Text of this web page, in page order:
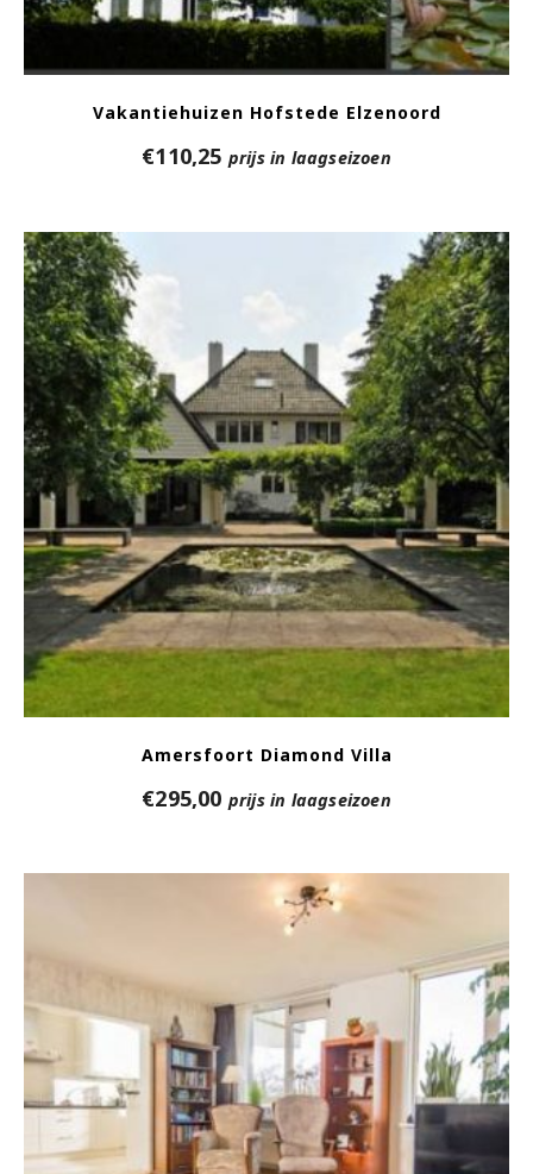
Vakantiehuizen Hofstede Elzenoord
€110,25 prijs in laagseizoen
Amersfoort Diamond Villa
€295,00 prijs in laagseizoen